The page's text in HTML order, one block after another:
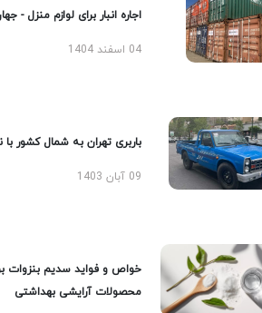
اجاره انبار برای لوازم منزل -
04 اسفند 1404
باربری تهران به شمال کشور با
09 آبان 1403
خواص و فواید سدیم بنزوات
محصولات آرایشی بهداشتی